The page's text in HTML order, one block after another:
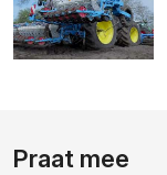
Praat mee